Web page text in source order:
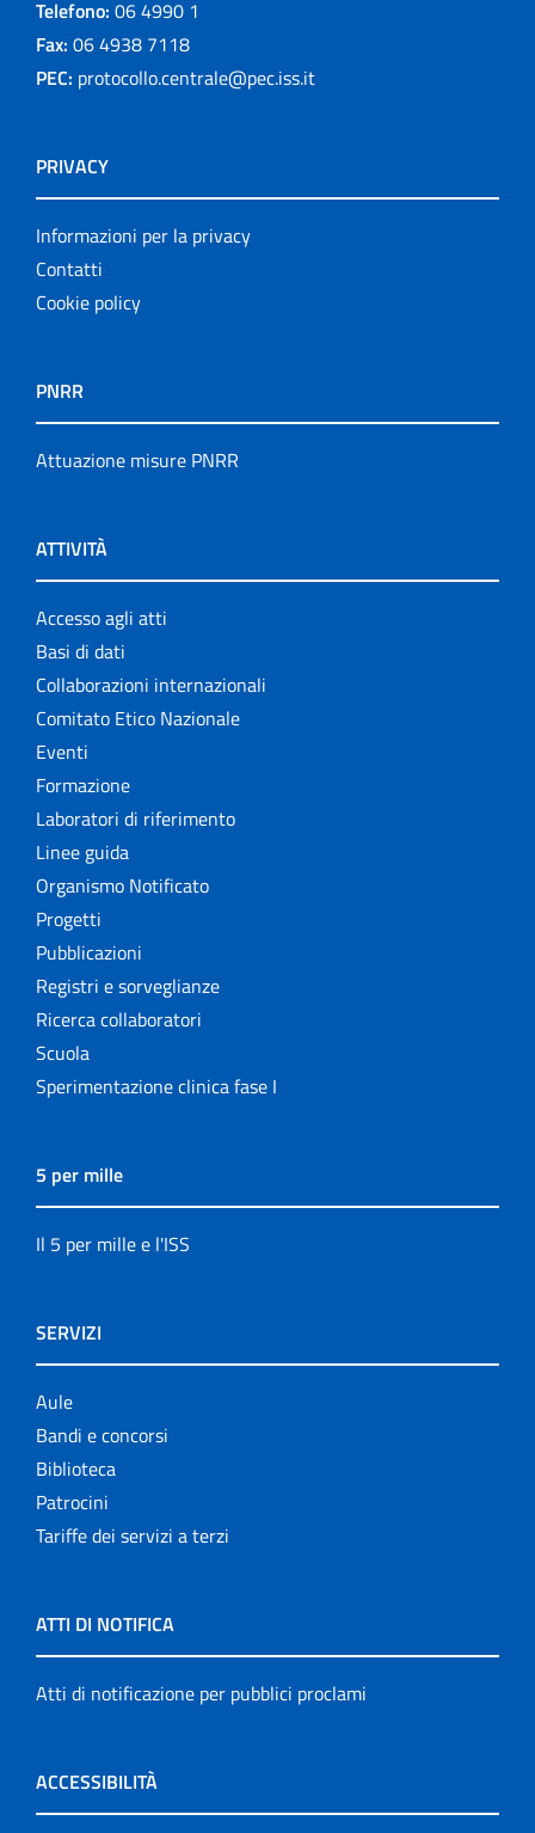
Telefono: 06 4990 1
Fax: 06 4938 7118
PEC: protocollo.centrale@pec.iss.it
PRIVACY
Informazioni per la privacy
Contatti
Cookie policy
PNRR
Attuazione misure PNRR
ATTIVITÀ
Accesso agli atti
Basi di dati
Collaborazioni internazionali
Comitato Etico Nazionale
Eventi
Formazione
Laboratori di riferimento
Linee guida
Organismo Notificato
Progetti
Pubblicazioni
Registri e sorveglianze
Ricerca collaboratori
Scuola
Sperimentazione clinica fase I
5 per mille
Il 5 per mille e l'ISS
SERVIZI
Aule
Bandi e concorsi
Biblioteca
Patrocini
Tariffe dei servizi a terzi
ATTI DI NOTIFICA
Atti di notificazione per pubblici proclami
ACCESSIBILITÀ